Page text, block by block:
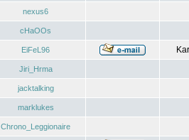
nexus6
cHaOOs
EiFeL96
Jiri_Hrma
jacktalking
marklukes
Chrono_Leggionaire